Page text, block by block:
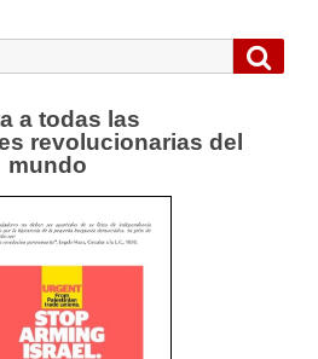
a todas las
revolucionarias del
mundo